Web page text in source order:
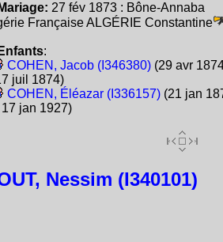
27 fév 1873 : Bône-Annaba
Française ALGÉRIE Constantine
Enfants:
COHEN, Jacob (I346380)(29 avr
juil 1874)
COHEN, Éléazar (I336157)(21 jan
17 jan 1927)
Nessim (I340101)